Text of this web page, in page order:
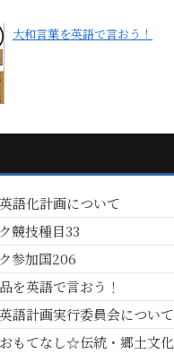
大和言葉を英語で言おう！
語化計画について
競技種目33
参加国206
を英語で言おう！
語計画実行委員会について
もてなし☆伝統・郷土文化